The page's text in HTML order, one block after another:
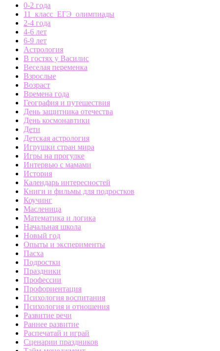
0-2 года
11_класс_ЕГЭ_олимпиады
2-4 года
4-6 лет
6-9 лет
Астрология
В гостях у Василис
Веселая переменка
Взрослые
Возраст
Времена года
География и путешествия
День защитника отечества
День космонавтики
Дети
Детская астрология
Игрушки стран мира
Игры на прогулке
Интервью с мамами
История
Календарь интересностей
Книги и фильмы для подростков
Коучинг
Масленица
Математика и логика
Начальная школа
Новый год
Опыты и эксперименты
Пасха
Подростки
Праздники
Профессии
Профориентация
Психология воспитания
Психология и отношения
Развитие речи
Раннее развитие
Распечатай и играй
Сценарии праздников